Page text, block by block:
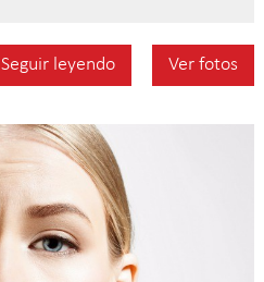
Seguir leyendo Ver fotos